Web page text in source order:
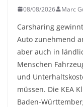
08/08/2026 Marc
Carsharing
Auto zunehmend
aber auch in
Menschen
und
müssen. Die KEA
Baden-